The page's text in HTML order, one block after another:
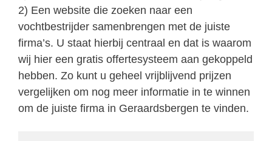
2) Een website die zoeken naar een
vochtbestrijder samenbrengen met de juiste
firma’s. U staat hierbij centraal en dat is waarom
wij hier een gratis offertesysteem aan gekoppeld
hebben. Zo kunt u geheel vrijblijvend prijzen
vergelijken om nog meer informatie in te winnen
om de juiste firma in Geraardsbergen te vinden.